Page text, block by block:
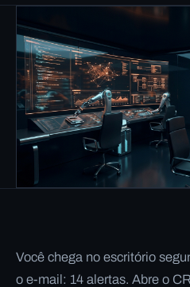
Você chega no escritório
o e-mail: 14 alertas. Abre o